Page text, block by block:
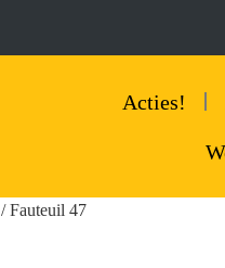
Acties!
/ Fauteuil 47